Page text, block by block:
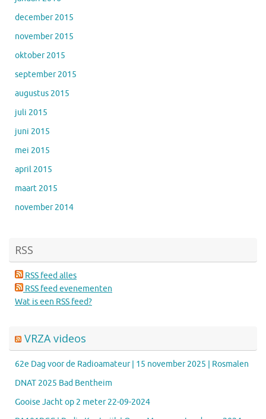
december 2015
november 2015
oktober 2015
september 2015
augustus 2015
juli 2015
juni 2015
mei 2015
april 2015
maart 2015
november 2014
RSS
RSS feed alles
RSS feed evenementen
Wat is een RSS feed?
VRZA videos
62e Dag voor de Radioamateur | 15 november 2025 | Rosmalen
DNAT 2025 Bad Bentheim
Gooise Jacht op 2 meter 22-09-2024